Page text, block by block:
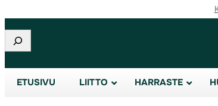
Etsi
ETUSIVU LIITTO HARRASTE